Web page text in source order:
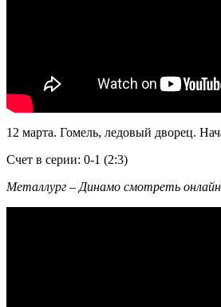
12 марта. Гомель, ледовый дворец.
Счет в серии: 0-1 (2:3)
Металлург – Динамо смотреть